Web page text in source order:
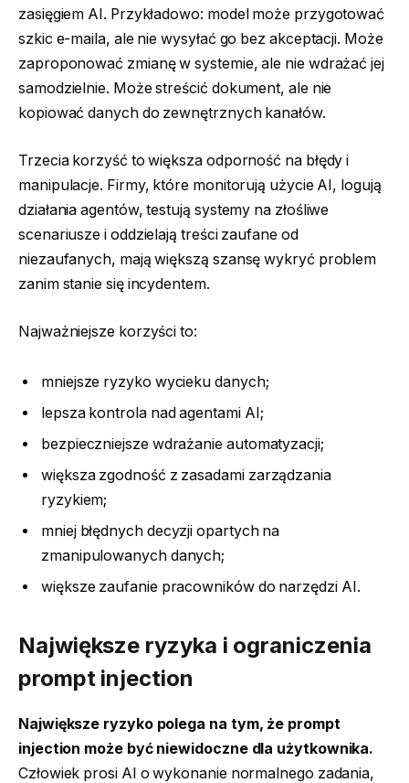
zasięgiem AI. Przykładowo: model może przygotować
szkic e-maila, ale nie wysyłać go bez akceptacji. Może
zaproponować zmianę w systemie, ale nie wdrażać jej
samodzielnie. Może streścić dokument, ale nie
kopiować danych do zewnętrznych kanałów.
Trzecia korzyść to większa odporność na błędy i
manipulacje. Firmy, które monitorują użycie AI, logują
działania agentów, testują systemy na złośliwe
scenariusze i oddzielają treści zaufane od
niezaufanych, mają większą szansę wykryć problem
zanim stanie się incydentem.
Najważniejsze korzyści to:
mniejsze ryzyko wycieku danych;
lepsza kontrola nad agentami AI;
bezpieczniejsze wdrażanie automatyzacji;
większa zgodność z zasadami zarządzania
ryzykiem;
mniej błędnych decyzji opartych na
zmanipulowanych danych;
większe zaufanie pracowników do narzędzi AI.
Największe ryzyka i ograniczenia
prompt injection
Największe ryzyko polega na tym, że prompt
injection może być niewidoczne dla użytkownika.
Człowiek prosi AI o wykonanie normalnego zadania,